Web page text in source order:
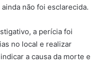
não foi esclarecida.
a perícia foi
no local e realizar
a causa da morte e